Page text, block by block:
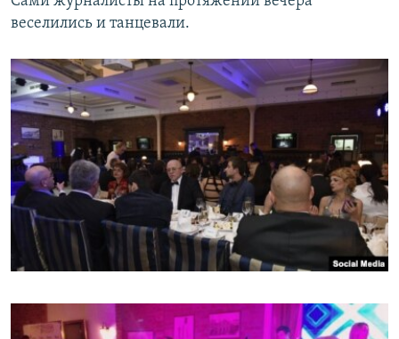
веселились и танцевали.